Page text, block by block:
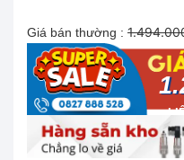
5 dựa
trênđánh
giá
Giá bán thường :